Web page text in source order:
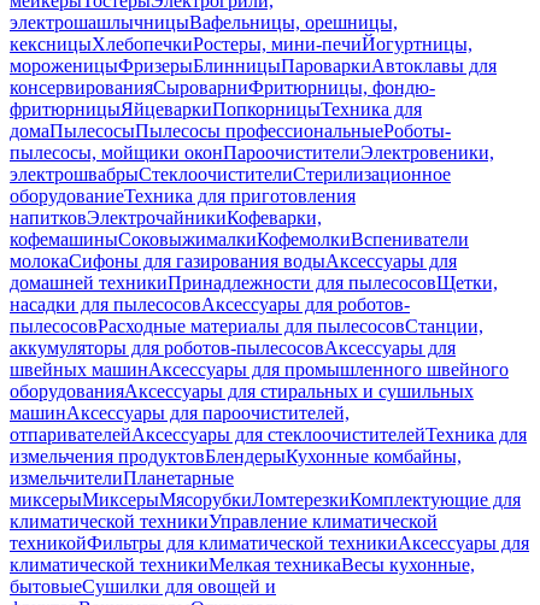
электрошашлычницыВафельницы, орешницы,
кексницыХлебопечкиРостеры, мини-печиЙогуртницы,
мороженицыФризерыБлинницыПароваркиАвтоклавы для
консервированияСыроварниФритюрницы, фондю-
фритюрницыЯйцеваркиПопкорницыТехника для
домаПылесосыПылесосы профессиональныеРоботы-
пылесосы, мойщики оконПароочистителиЭлектровеники,
электрошвабрыСтеклоочистителиСтерилизационное
оборудованиеТехника для приготовления
напитковЭлектрочайникиКофеварки,
кофемашиныСоковыжималкиКофемолкиВспениватели
молокаСифоны для газирования водыАксессуары для
домашней техникиПринадлежности для пылесосовЩетки,
насадки для пылесосовАксессуары для роботов-
пылесосовРасходные материалы для пылесосовСтанции,
аккумуляторы для роботов-пылесосовАксессуары для
швейных машинАксессуары для промышленного швейного
оборудованияАксессуары для стиральных и сушильных
машинАксессуары для пароочистителей,
отпаривателейАксессуары для стеклоочистителейТехника для
измельчения продуктовБлендерыКухонные комбайны,
измельчителиПланетарные
миксерыМиксерыМясорубкиЛомтерезкиКомплектующие для
климатической техникиУправление климатической
техникойФильтры для климатической техникиАксессуары для
климатической техникиМелкая техникаВесы кухонные,
бытовыеСушилки для овощей и